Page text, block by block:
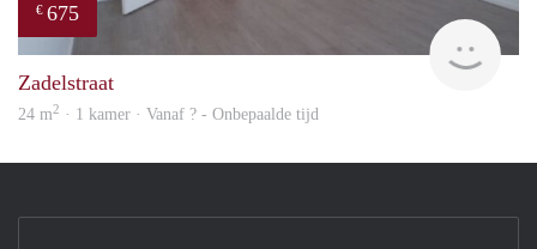
€ 675
Zadelstraat
24 m2 · 1 kamer · Vanaf ? - Onbepaalde tijd